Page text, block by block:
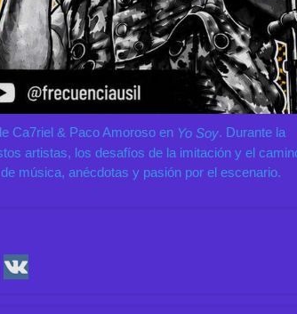
Ca7riel & Paco Amoroso en Yo Soy. Durante la
artistas, los desafíos de la imitación y el
música, anécdotas y pasión por el escenario.